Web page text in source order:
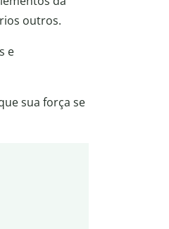
outros.
e
sua força se